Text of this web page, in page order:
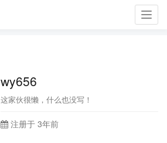
wy656
这家伙很懒，什么也没写！
注册于 3年前